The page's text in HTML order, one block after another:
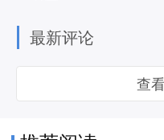
最新评论
查